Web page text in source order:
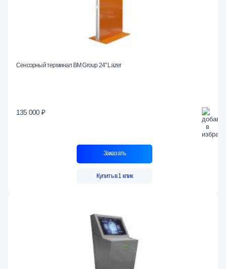
Сенсорный терминал BM Group 24" Lazer
135 000 ₽
Заказать
Купить в 1 клик